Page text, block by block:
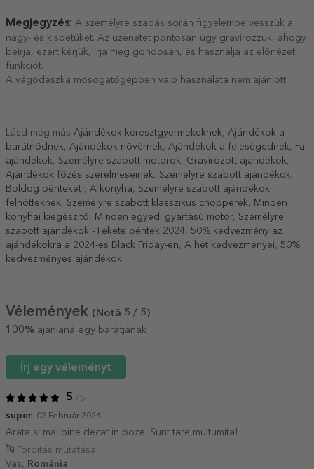
Megjegyzés: A személyre szabás során figyelembe vesszük a
nagy- és kisbetűket. Az üzenetet pontosan úgy gravírozzuk, ahogy
beírja, ezért kérjük, írja meg gondosan, és használja az előnézeti
funkciót.
A vágódeszka mosogatógépben való használata nem ajánlott.
Lásd még más Ajándékok keresztgyermekeknek
Ajándékok a
barátnődnek
Ajándékok nővérnek Ajándékok a feleségednek
Fa
ajándékok
Személyre szabott motorok Gravírozott ajándékok
Ajándékok főzés szerelmeseinek
Személyre szabott ajándékok
Boldog pénteket!
A konyha
Személyre szabott ajándékok
felnőtteknek
Személyre szabott klasszikus chopperek
Minden
konyhai kiegészítő
Minden egyedi gyártású motor, Személyre
szabott ajándékok - Fekete péntek 2024
50% kedvezmény az
ajándékokra a 2024-es Black Friday-en
A hét kedvezményei
50%
kedvezményes ajándékok.
Vélemények (Notă 5 / 5)
100% ajánlaná egy barátjának
Írj egy véleményt
5 / 5
super 02 Február 2026
Arata si mai bine decat in poze. Sunt tare multumita!
Fordítás mutatása
Vas,
Románia